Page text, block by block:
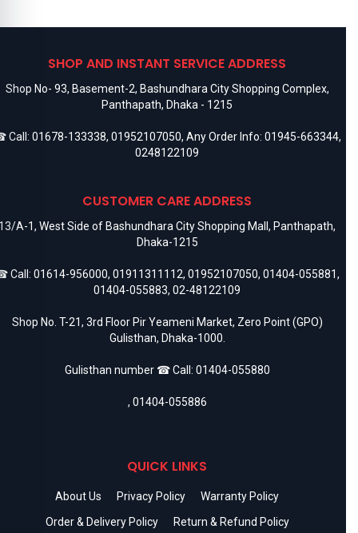
SHOP AND INSTANT SERVICE ADDRESS
Shop No- 93, Basement-2, Bashundhara City Shopping Complex,
Panthapath, Dhaka - 1215
Call: 01678-133338, 01952107050, Any Order Info: 01945-663344,
0248122109
CUSTOMER CARE ADDRESS
A-1, West Side of Bashundhara City Shopping Mall, Panthapath,
Dhaka-1215
Call: 01614-956000, 01911311112, 01952107050, 01404-055881,
01404-055883, 02-48122109
Shop No. T-21, 3rd Floor Pir Yeameni Market, Zero Point (GPO)
Gulisthan, Dhaka-1000.
Gulisthan number ☎ Call: 01404-055880
, 01404-055886
QUICK LINKS
About Us Privacy Policy
Warranty Policy
Order & Delivery Policy
Return & Refund Policy